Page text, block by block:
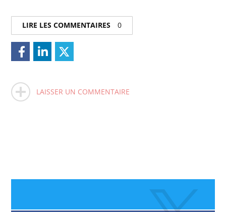
LIRE LES COMMENTAIRES 0
LAISSER UN COMMENTAIRE